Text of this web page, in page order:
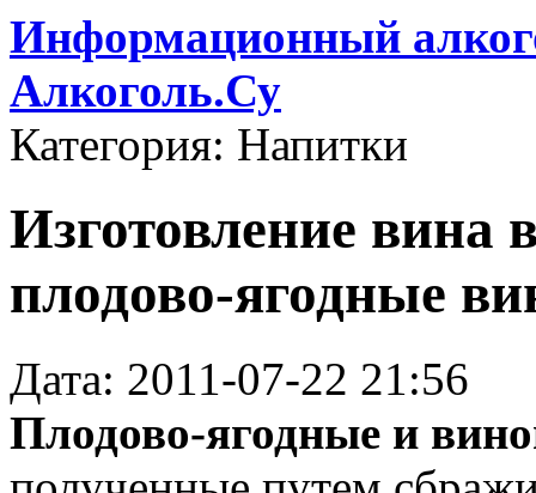
Информационный
Алкоголь.Су
Категория: Напитки
Изготовление вина
плодово-ягодные
Дата: 2011-07-22 21:56
Плодово-ягодные и